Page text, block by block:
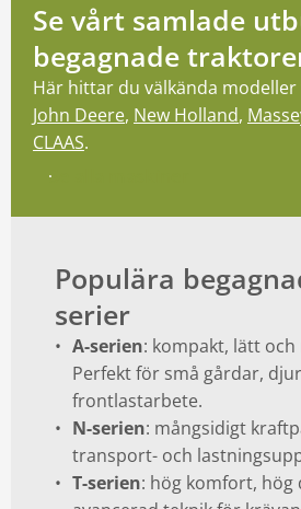
Se vårt samlade
begagnade
Här hittar du välkända
John Deere, New Holland,
CLAAS.
Se alla maskiner
Populära
serier
A-serien: kompakt, lätt
Perfekt för små gårdar,
frontlastarbete.
N-serien: mångsidigt
transport- och
T-serien: hög komfort, hög